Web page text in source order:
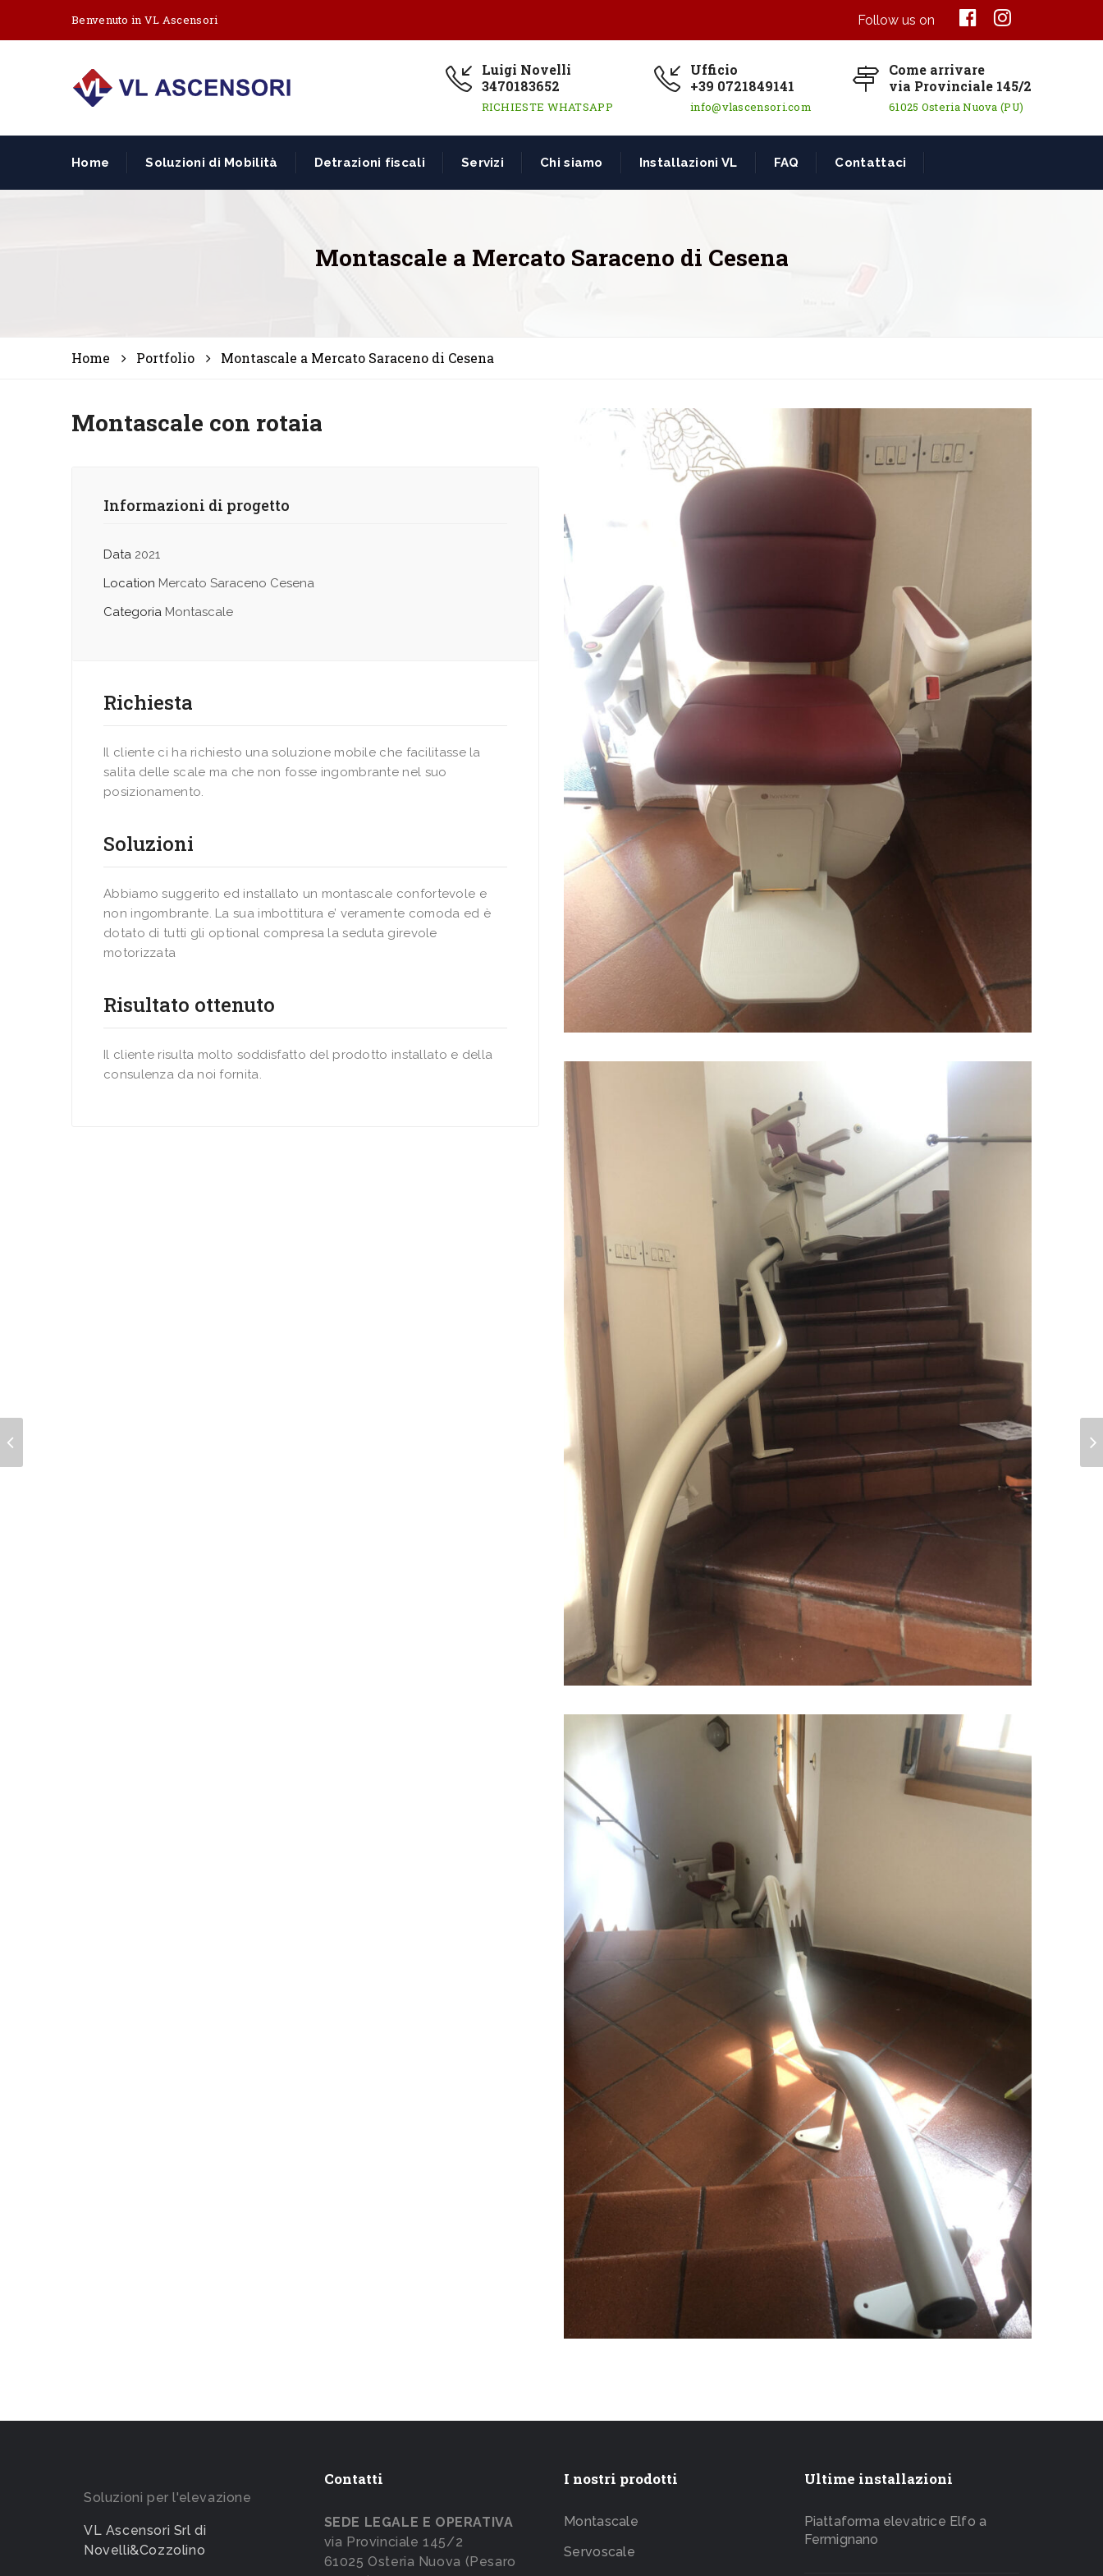
Benvenuto in VL Ascensori Follow us on
Luigi Novelli
3470183652
RICHIESTE WHATSAPP
Ufficio
+39 0721849141
info@vlascensori.com
Come arrivare
via Provinciale 145/2
61025 Osteria Nuova (PU)
Home Soluzioni di Mobilità Detrazioni fiscali Servizi Chi siamo Installazioni VL FAQ Contattaci
Montascale a Mercato Saraceno di Cesena
Home Portfolio Montascale a Mercato Saraceno di Cesena
Montascale con rotaia
Informazioni di progetto
Data 2021
Location Mercato Saraceno Cesena
Categoria Montascale
Richiesta
Il cliente ci ha richiesto una soluzione mobile che facilitasse la
salita delle scale ma che non fosse ingombrante nel suo
posizionamento.
Soluzioni
Abbiamo suggerito ed installato un montascale confortevole e
non ingombrante. La sua imbottitura e’ veramente comoda ed è
dotato di tutti gli optional compresa la seduta girevole
motorizzata
Risultato ottenuto
Il cliente risulta molto soddisfatto del prodotto installato e della
consulenza da noi fornita.
Soluzioni per l'elevazione
VL Ascensori Srl di
Novelli&Cozzolino
Contatti
SEDE LEGALE E OPERATIVA
via Provinciale 145/2
61025 Osteria Nuova (Pesaro
I nostri prodotti
Montascale
Servoscale
Ultime installazioni
Piattaforma elevatrice Elfo a
Fermignano